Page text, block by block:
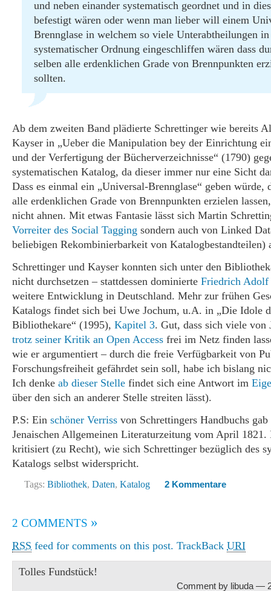
und neben einander systematisch geordnet und in
befestigt wären oder wenn man lieber will einem
Brennglase in welchem so viele Unterabtheilungen in
systematischer Ordnung eingeschliffen wären dass
selben alle erdenklichen Grade von Brennpunkten
sollten.
Ab dem zweiten Band plädierte Schrettinger wie bereits
Kayser in „Ueber die Manipulation bey der Einrichtung
und der Verfertigung der Bücherverzeichnisse“ (1790)
systematischen Katalog, da dieser immer nur eine Sicht
Dass es einmal ein „Universal-Brennglase“ geben würde,
alle erdenklichen Grade von Brennpunkten erzielen
nicht ahnen. Mit etwas Fantasie lässt sich Martin
Vorreiter des Social Tagging sondern auch von Linked
beliebigen Rekombinierbarkeit von Katalogbestandteilen)
Schrettinger und Kayser konnten sich unter den
nicht durchsetzen – stattdessen dominierte Friedrich Adolf
weitere Entwicklung in Deutschland. Mehr zur frühen
Katalogs findet sich bei Uwe Jochum, u.A. in „Die Idole
Bibliothekare“ (1995), Kapitel 3. Gut, dass sich viele von
trotz seiner Kritik an Open Access frei im Netz finden
wie er argumentiert – durch die freie Verfügbarkeit von
Forschungsfreiheit gefährdet sein soll, habe ich bislang
Ich denke ab dieser Stelle findet sich eine Antwort im
über den sich an anderer Stelle streiten lässt).
P.S: Ein schöner Verriss von Schrettingers Handbuchs gab
Jenaischen Allgemeinen Literaturzeitung vom April 1821.
kritisiert (zu Recht), wie sich Schrettinger bezüglich des
Katalogs selbst widerspricht.
Tags: Bibliothek, Daten, Katalog 2 Kommentare
2 COMMENTS »
RSS feed for comments on this post. TrackBack URI
Tolles Fundstück!
Comment by libuda —